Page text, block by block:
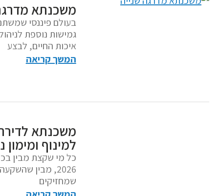
משכנתא
בעולם פיננסי
גמישות נוספת
איכות החיים, לבצע
המשך קריאה
למינוף ומימון
כל מי שקצת מבין
2026, מבין
שמחזיקים